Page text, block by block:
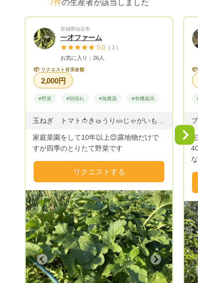
7件の生産者が該当しました
宮城県仙台市
一才ファーム
5.0 ( 1 )
お気に入り：26人
📦 リクエスト目安金額
2,000円
#野菜 #朝採れ #無農薬 #有機栽培
家庭菜園をして10年以上😊露地物だけで
すが四季のとりたて野菜です
リクエストする
Next
📦
Previous
Next